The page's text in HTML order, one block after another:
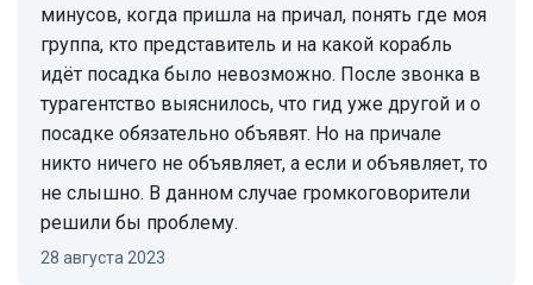
минусов, когда пришла на причал, понять где моя
группа, кто представитель и на какой корабль
идёт посадка было невозможно. После звонка в
турагентство выяснилось, что гид уже другой и о
посадке обязательно объявят. Но на причале
никто ничего не объявляет, а если и объявляет, то
не слышно. В данном случае громкоговорители
решили бы проблему.
28 августа 2023